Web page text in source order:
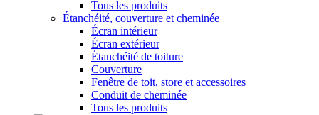
Tous les produits
Étanchéité, couverture et cheminée
Écran intérieur
Écran extérieur
Étanchéité de toiture
Couverture
Fenêtre de toit, store et accessoires
Conduit de cheminée
Tous les produits